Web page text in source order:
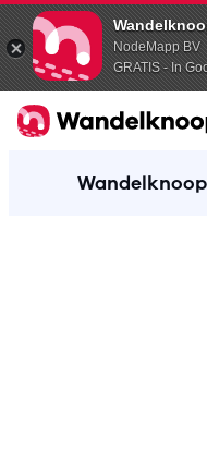
NodeMapp BV
GRATIS - In